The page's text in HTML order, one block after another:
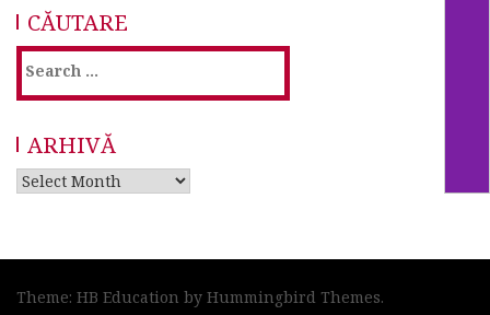
CĂUTARE
Search
for:
ARHIVĂ
Arhivă
Theme: HB Education by Hummingbird Themes.